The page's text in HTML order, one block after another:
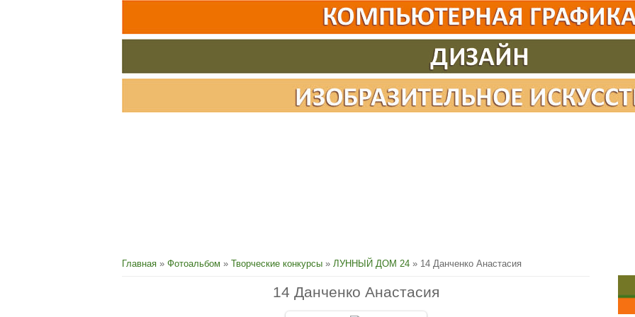
Главная » Фотоальбом » Творческие конкурсы » ЛУННЫЙ ДОМ 24 » 14 Данченко Анастасия
14 Данченко Анастасия